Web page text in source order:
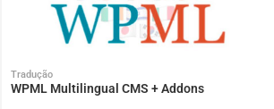
Tradução
WPML Multilingual CMS + Addons